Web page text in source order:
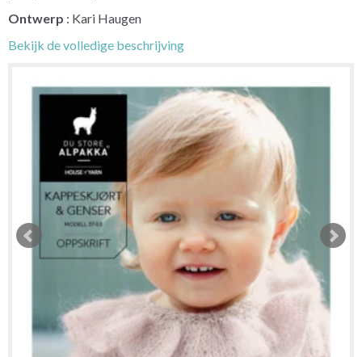
Ontwerp : Kari Haugen
Bekijk de volledige beschrijving